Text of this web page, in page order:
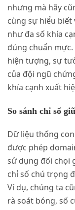
nhưng mà hãy
cùng sự hiểu
như đa số khía
đúng chuẩn mực.
hiện tượng, sự
của đội ngũ
khía cạnh xuất
So sánh chỉ số
Dữ liệu thống
được phép
sử dụng đối chọi
chỉ số chú trọng
Ví dụ, chúng ta
rà soát bóng, số